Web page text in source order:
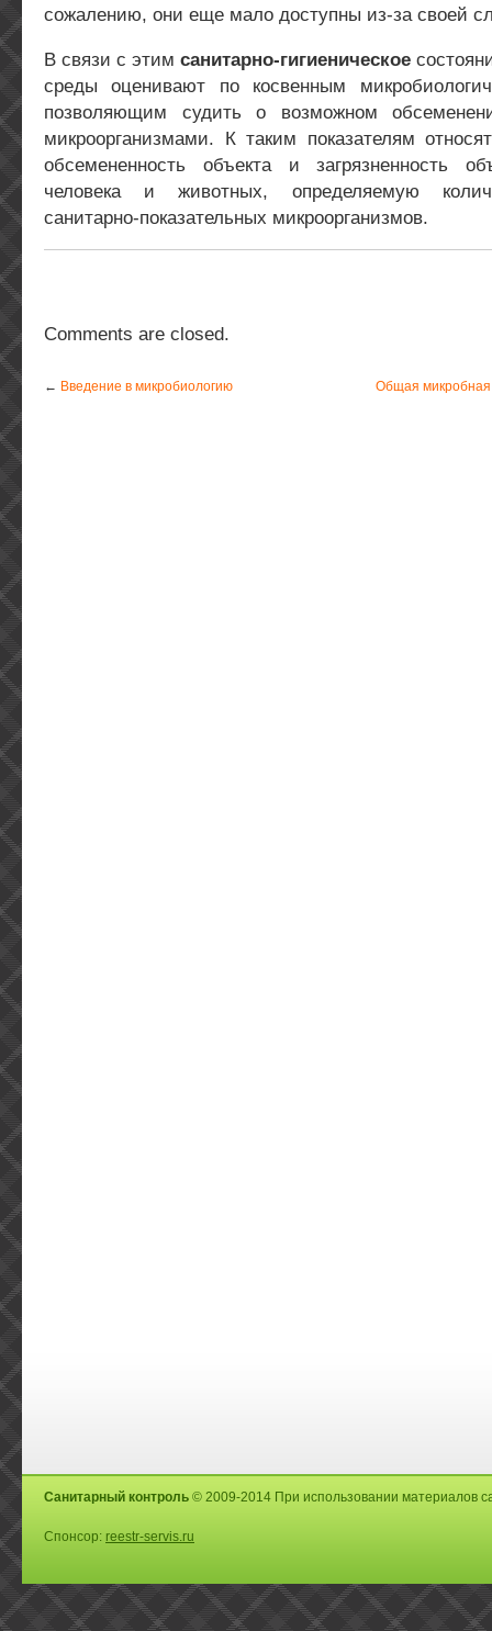
сожалению, они еще мало доступны из-за своей
В связи с этим санитарно-гигиеническое
среды оценивают по косвенным
позволяющим судить о возможном
микроорганизмами. К таким показателям
обсемененность объекта и загрязненность
человека и животных, определяемую
санитарно-показательных микроорганизмов.
Comments are closed.
← Введение в микробиологию Общая микробная
Санитарный контроль © 2009-2014 При использовании материалов
Спонсор: reestr-servis.ru